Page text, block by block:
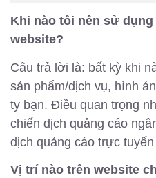
Khi nào tôi nên sử
website?
Câu trả lời là: bất kỳ khi
sản phẩm/dịch vụ, hình
ty bạn. Điều quan trọng
chiến dịch quảng cáo
dịch quảng cáo trực
Vị trí nào trên website